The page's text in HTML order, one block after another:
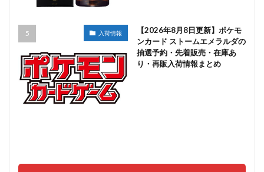
入荷情報
【2026年8月8日更新】ポケモ
ンカード ストームエメラルダの
抽選予約・先着販売・在庫あ
り・再販入荷情報まとめ